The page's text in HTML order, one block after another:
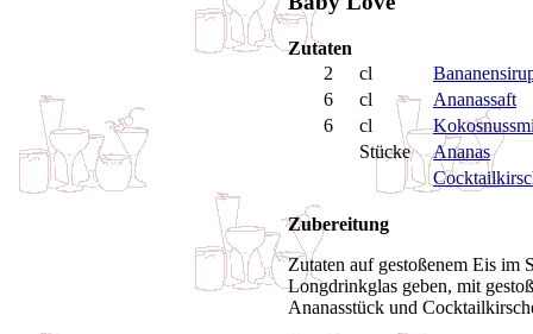
Zutaten
2
cl
6
cl
Ananassaft
6
cl
Stücke
Ananas
Zubereitung
Zutaten auf gestoßenem Eis im
Longdrinkglas geben, mit
Ananasstück und